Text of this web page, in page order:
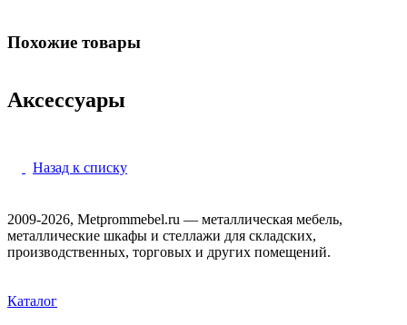
Похожие товары
Аксессуары
Назад к списку
2009-2026, Metprommebel.ru — металлическая мебель,
металлические шкафы и стеллажи для складских,
производственных, торговых и других помещений.
Каталог